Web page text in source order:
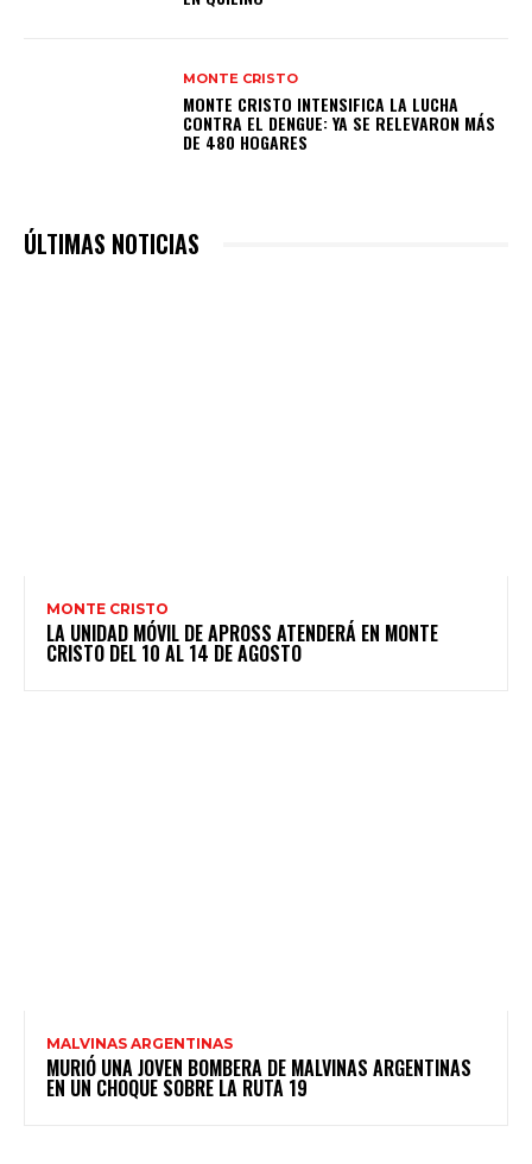
MONTE CRISTO
MONTE CRISTO INTENSIFICA LA LUCHA
CONTRA EL DENGUE: YA SE RELEVARON MÁS
DE 480 HOGARES
ÚLTIMAS NOTICIAS
MONTE CRISTO
LA UNIDAD MÓVIL DE APROSS ATENDERÁ EN MONTE
CRISTO DEL 10 AL 14 DE AGOSTO
MALVINAS ARGENTINAS
MURIÓ UNA JOVEN BOMBERA DE MALVINAS ARGENTINAS
EN UN CHOQUE SOBRE LA RUTA 19